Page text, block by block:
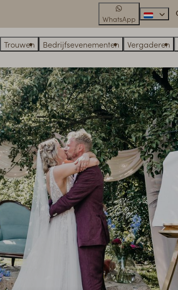
WhatsApp
Trouwen Bedrijfsevenementen Vergaderen